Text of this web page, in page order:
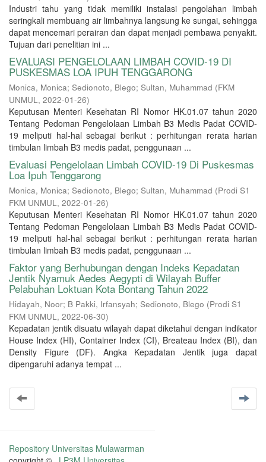
Industri tahu yang tidak memiliki instalasi pengolahan limbah
seringkali membuang air limbahnya langsung ke sungai, sehingga
dapat mencemari perairan dan dapat menjadi pembawa penyakit.
Tujuan dari penelitian ini ...
EVALUASI PENGELOLAAN LIMBAH COVID-19 DI
PUSKESMAS LOA IPUH TENGGARONG
Monica, Monica; Sedionoto, Blego; Sultan, Muhammad (FKM
UNMUL, 2022-01-26)
Keputusan Menteri Kesehatan RI Nomor HK.01.07 tahun 2020
Tentang Pedoman Pengelolaan Limbah B3 Medis Padat COVID-
19 meliputi hal-hal sebagai berikut : perhitungan rerata harian
timbulan limbah B3 medis padat, penggunaan ...
Evaluasi Pengelolaan Limbah COVID-19 Di Puskesmas
Loa Ipuh Tenggarong
Monica, Monica; Sedionoto, Blego; Sultan, Muhammad (Prodi S1
FKM UNMUL, 2022-01-26)
Keputusan Menteri Kesehatan RI Nomor HK.01.07 tahun 2020
Tentang Pedoman Pengelolaan Limbah B3 Medis Padat COVID-
19 meliputi hal-hal sebagai berikut : perhitungan rerata harian
timbulan limbah B3 medis padat, penggunaan ...
Faktor yang Berhubungan dengan Indeks Kepadatan
Jentik Nyamuk Aedes Aegypti di Wilayah Buffer
Pelabuhan Loktuan Kota Bontang Tahun 2022
Hidayah, Noor; B Pakki, Irfansyah; Sedionoto, Blego (Prodi S1
FKM UNMUL, 2022-06-30)
Kepadatan jentik disuatu wilayah dapat diketahui dengan indikator
House Index (HI), Container Index (CI), Breateau Index (BI), dan
Density Figure (DF). Angka Kepadatan Jentik juga dapat
dipengaruhi adanya tempat ...
Repository Universitas Mulawarman